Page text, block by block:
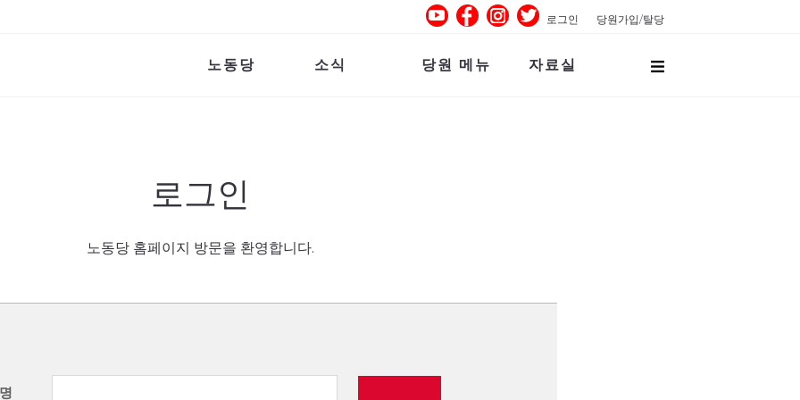
로그인 당원가입/탈당
노동당 소식 당원 메뉴 자료실
로그인
노동당 홈페이지 방문을 환영합니다.